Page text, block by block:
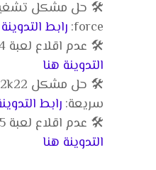
force: رابط
🛠️ عدم اقلاع لعبة forza horizon 4:
التدوينة هنا
سريعة: رابط
🛠️ عدم اقلاع لعبة forza horizon 5:
التدوينة هنا